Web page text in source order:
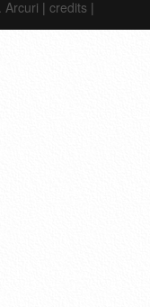
Arcuri | credits |